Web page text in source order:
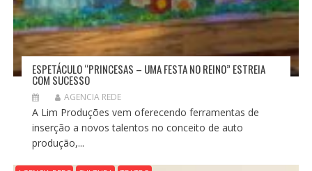
ESPETÁCULO “PRINCESAS – UMA FESTA NO REINO” ESTREIA
COM SUCESSO
AGENCIA REDE
A Lim Produções vem oferecendo ferramentas de
inserção a novos talentos no conceito de auto
produção,...